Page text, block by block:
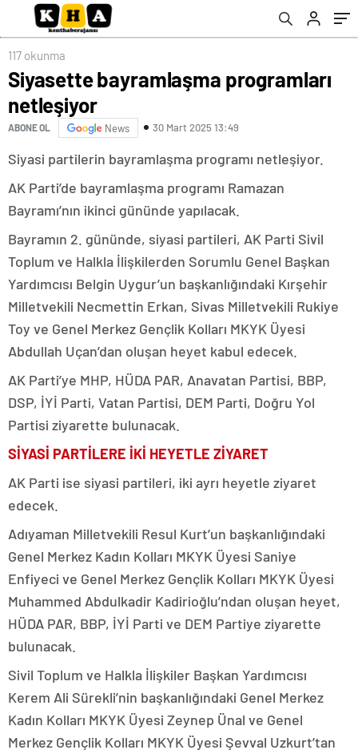
117 okunma
Siyasette bayramlaşma programları
netleşiyor
ABONE OL News 30 Mart 2025 13:49
Siyasi partilerin bayramlaşma programı netleşiyor.
AK Parti’de bayramlaşma programı Ramazan
Bayramı’nın ikinci gününde yapılacak.
Bayramın 2. gününde, siyasi partileri, AK Parti Sivil
Toplum ve Halkla İlişkilerden Sorumlu Genel Başkan
Yardımcısı Belgin Uygur’un başkanlığındaki Kırşehir
Milletvekili Necmettin Erkan, Sivas Milletvekili Rukiye
Toy ve Genel Merkez Gençlik Kolları MKYK Üyesi
Abdullah Uçan’dan oluşan heyet kabul edecek.
AK Parti’ye MHP, HÜDA PAR, Anavatan Partisi, BBP,
DSP, İYİ Parti, Vatan Partisi, DEM Parti, Doğru Yol
Partisi ziyarette bulunacak.
SİYASİ PARTİLERE İKİ HEYETLE ZİYARET
AK Parti ise siyasi partileri, iki ayrı heyetle ziyaret
edecek.
Adıyaman Milletvekili Resul Kurt’un başkanlığındaki
Genel Merkez Kadın Kolları MKYK Üyesi Saniye
Enfiyeci ve Genel Merkez Gençlik Kolları MKYK Üyesi
Muhammed Abdulkadir Kadirioğlu’ndan oluşan heyet,
HÜDA PAR, BBP, İYİ Parti ve DEM Partiye ziyarette
bulunacak.
Sivil Toplum ve Halkla İlişkiler Başkan Yardımcısı
Kerem Ali Sürekli’nin başkanlığındaki Genel Merkez
Kadın Kolları MKYK Üyesi Zeynep Ünal ve Genel
Merkez Gençlik Kolları MKYK Üyesi Şevval Uzkurt’tan